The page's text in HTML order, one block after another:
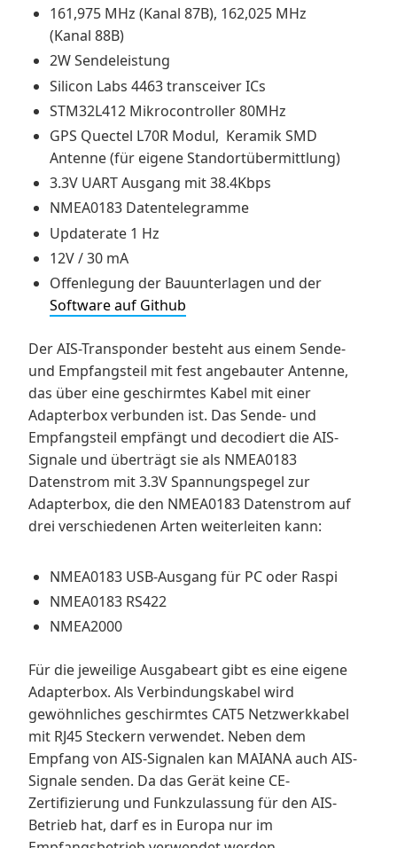
161,975 MHz (Kanal 87B), 162,025 MHz
(Kanal 88B)
2W Sendeleistung
Silicon Labs 4463 transceiver ICs
STM32L412 Mikrocontroller 80MHz
GPS Quectel L70R Modul, Keramik SMD
Antenne (für eigene Standortübermittlung)
3.3V UART Ausgang mit 38.4Kbps
NMEA0183 Datentelegramme
Updaterate 1 Hz
12V / 30 mA
Offenlegung der Bauunterlagen und der
Software auf Github
Der AIS-Transponder besteht aus einem Sende-
und Empfangsteil mit fest angebauter Antenne,
das über eine geschirmtes Kabel mit einer
Adapterbox verbunden ist. Das Sende- und
Empfangsteil empfängt und decodiert die AIS-
Signale und überträgt sie als NMEA0183
Datenstrom mit 3.3V Spannungspegel zur
Adapterbox, die den NMEA0183 Datenstrom auf
drei verschiedenen Arten weiterleiten kann:
NMEA0183 USB-Ausgang für PC oder Raspi
NMEA0183 RS422
NMEA2000
Für die jeweilige Ausgabeart gibt es eine eigene
Adapterbox. Als Verbindungskabel wird
gewöhnliches geschirmtes CAT5 Netzwerkkabel
mit RJ45 Steckern verwendet. Neben dem
Empfang von AIS-Signalen kan MAIANA auch AIS-
Signale senden. Da das Gerät keine CE-
Zertifizierung und Funkzulassung für den AIS-
Betrieb hat, darf es in Europa nur im